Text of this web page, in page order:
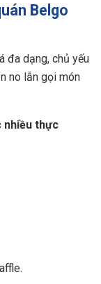
Belgo
đa dạng, chủ yếu
no lẫn gọi món
nhiều thực